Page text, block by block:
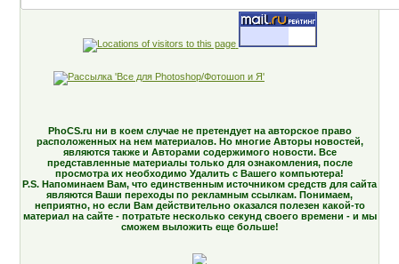
PhoCS.ru ни в коем случае не претендует на авторское право
расположенных на нем материалов. Но многие Авторы новостей,
являются также и Авторами содержимого новости. Все
представленные материалы только для ознакомления, после
просмотра их необходимо Удалить с Вашего компьютера!
P.S. Напоминаем Вам, что единственным источником средств для сайта
являются Ваши переходы по рекламным ссылкам. Понимаем,
неприятно, но если Вам действительно оказался полезен какой-то
материал на сайте - потратьте несколько секунд своего времени - и мы
сможем выложить еще больше!